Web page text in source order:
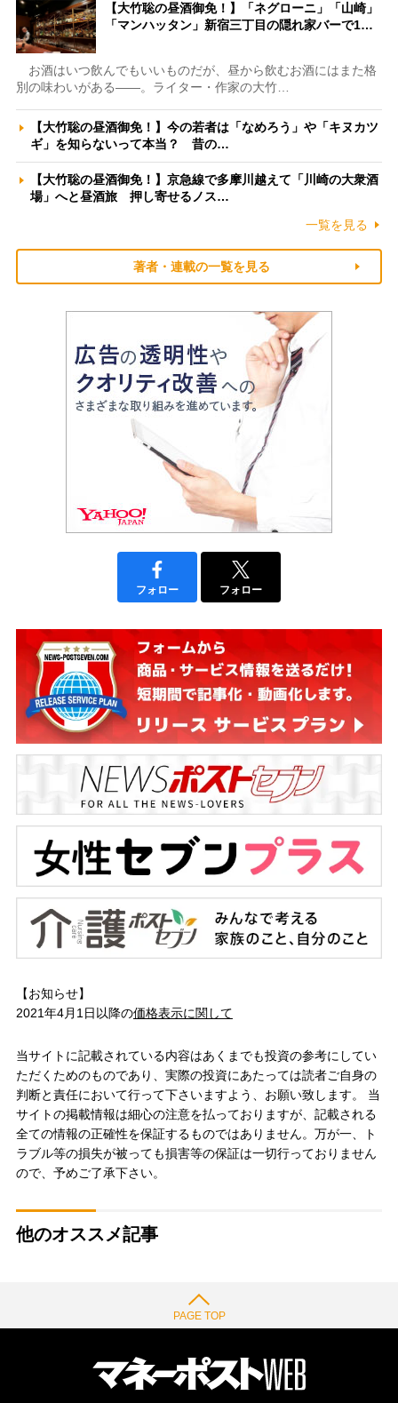
【大竹聡の昼酒御免！】「ネグローニ」「山崎」
「マンハッタン」新宿三丁目の隠れ家バーで1…
お酒はいつ飲んでもいいものだが、昼から飲むお酒にはまた格
別の味わいがある――。ライター・作家の大竹…
【大竹聡の昼酒御免！】今の若者は「なめろう」や「キヌカツ
ギ」を知らないって本当？ 昔の…
【大竹聡の昼酒御免！】京急線で多摩川越えて「川崎の大衆酒
場」へと昼酒旅 押し寄せるノス…
一覧を見る
著者・連載の一覧を見る
フォロー フォロー
【お知らせ】
2021年4月1日以降の価格表示に関して
当サイトに記載されている内容はあくまでも投資の参考にしてい
ただくためのものであり、実際の投資にあたっては読者ご自身の
判断と責任において行って下さいますよう、お願い致します。 当
サイトの掲載情報は細心の注意を払っておりますが、記載される
全ての情報の正確性を保証するものではありません。万が一、ト
ラブル等の損失が被っても損害等の保証は一切行っておりません
ので、予めご了承下さい。
他のオススメ記事
PAGE TOP